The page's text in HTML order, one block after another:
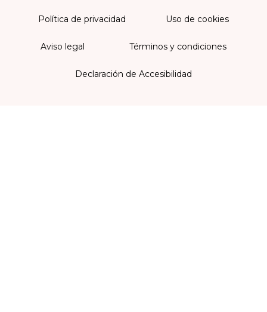
Política de privacidad Uso de cookies
Aviso legal Términos y condiciones
Declaración de Accesibilidad